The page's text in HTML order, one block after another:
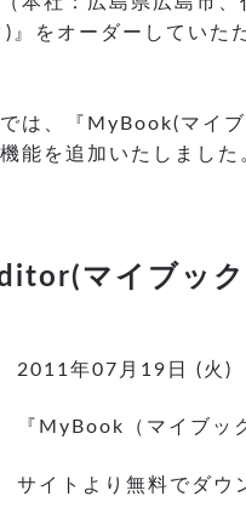
)』をオーダーしてい
は、『MyBook(マイ
能を追加いたしました
マイブッ
2011年07月19日 (火)
『MyBook（マイブッ
サイトより無料でダウ